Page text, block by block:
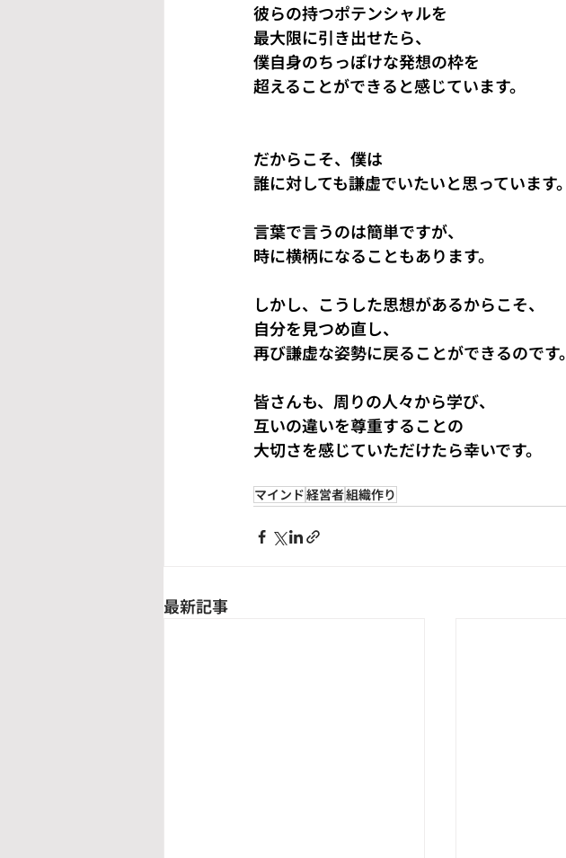
彼らの持つポテンシャルを
最大限に引き出せたら、
僕自身のちっぽけな発想の枠を
超えることができると感じています。
だからこそ、僕は
誰に対しても謙虚でいたいと思っています。
言葉で言うのは簡単ですが、
時に横柄になることもあります。
しかし、こうした思想があるからこそ、
自分を見つめ直し、
再び謙虚な姿勢に戻ることができるのです。
皆さんも、周りの人々から学び、
互いの違いを尊重することの
大切さを感じていただけたら幸いです。
マインド経営者組織作り
最新記事